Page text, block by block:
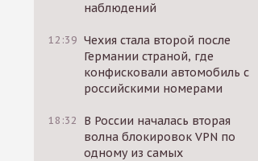
наблюдений
12:39 Чехия стала второй после
Германии страной, где
конфисковали автомобиль с
российскими номерами
18:32
В России началась вторая
волна блокировок VPN по
одному из самых